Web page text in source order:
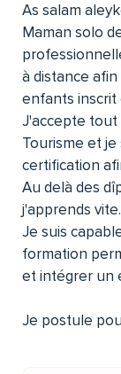
As salam
Maman solo
à distance
enfants inscrit
J'accepte tout
Tourisme et
certification
Au delà des
j'apprends vite.
Je suis
formation
et intégrer un
Je postule